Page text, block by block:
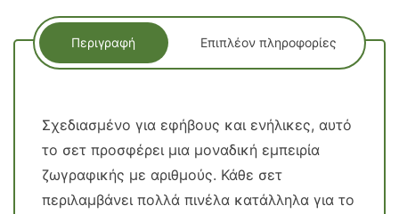
Περιγραφή Επιπλέον πληροφορίες
Σχεδιασμένο για εφήβους και ενήλικες, αυτό
το σετ προσφέρει μια μοναδική εμπειρία
ζωγραφικής με αριθμούς. Κάθε σετ
περιλαμβάνει πολλά πινέλα κατάλληλα για το